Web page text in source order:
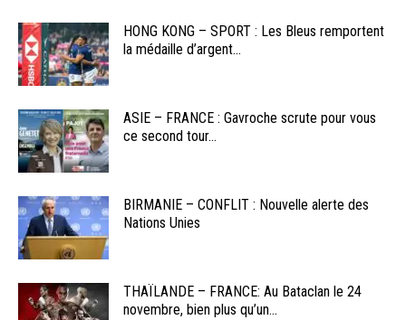
HONG KONG – SPORT : Les Bleus remportent
la médaille d’argent...
ASIE – FRANCE : Gavroche scrute pour vous
ce second tour...
BIRMANIE – CONFLIT : Nouvelle alerte des
Nations Unies
THAÏLANDE – FRANCE: Au Bataclan le 24
novembre, bien plus qu’un...